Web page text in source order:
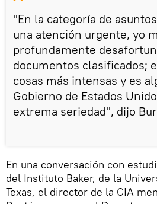
"En la categoría de
una atención urgente, yo
profundamente
documentos clasificados;
cosas más intensas y es
Gobierno de Estados
extrema seriedad", dijo
En una conversación con
del Instituto Baker, de la
Texas, el director de la CIA